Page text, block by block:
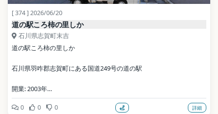
[ 374 ] 2026/06/20
道の駅ころ柿の里しか
石川県志賀町末吉
道の駅ころ柿の里しか
石川県羽咋郡志賀町にある国道249号の道の駅
開業: 2003年
公式サイト: https://www.syunsaikan-shika.jp/
0 0 0 詳細